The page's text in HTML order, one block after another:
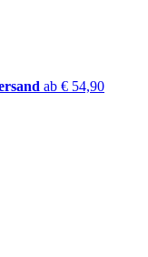
ab € 54,90